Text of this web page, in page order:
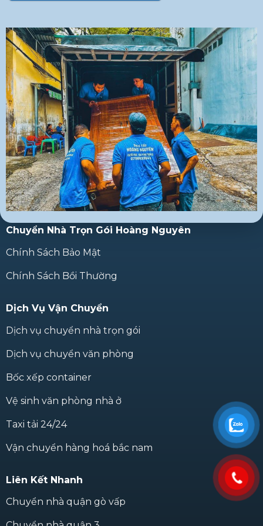
Chuyển Nhà Trọn Gói Hoàng Nguyên
Chính Sách Bảo Mật
Chính Sách Bồi Thường
Dịch Vụ Vận Chuyển
Dịch vụ chuyển nhà trọn gói
Dịch vụ chuyển văn phòng
Bốc xếp container
Vệ sinh văn phòng nhà ở
Taxi tải 24/24
Vận chuyển hàng hoá bắc nam
Liên Kết Nhanh
Chuyển nhà quận gò vấp